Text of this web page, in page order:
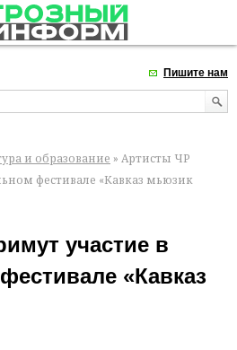
Пишите нам
и образование » Артисты ЧР
фестивале «Кавказ мьюзик
участие в
«Кавказ